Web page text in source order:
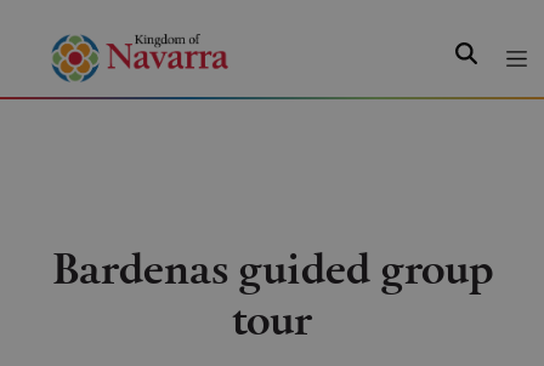
Search
Bardenas guided group
tour